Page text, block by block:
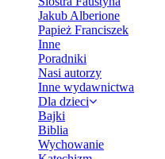
Jakub Alberione
Papież Franciszek
Inne
Poradniki
Nasi autorzy
Inne wydawnictwa
Dla dzieci
Bajki
Biblia
Wychowanie